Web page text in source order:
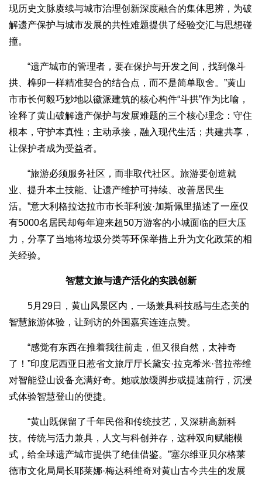
现历史文脉赓续与城市治理创新深度融合的集体思辨，为破
解遗产保护与城市发展的共性难题提供了经验交汇与思想碰
撞。
“遗产城市的管理者，要在保护与开发之间，找到像斗
拱、榫卯一样精准契合的结合点，而不是简单取舍。”黄山
市市长何毅巧妙地以徽派建筑的核心构件“斗拱”作为比喻，
诠释了黄山破解遗产保护与发展难题的三个核心理念：守住
根本，守护本真性；主动承接，融入现代生活；共建共享，
让保护者成为受益者。
“旅游必须服务社区，而非取代社区。旅游要创造就
业、提升本土技能、让遗产维护可持续、改善居民生
活。”意大利格拉达拉市市长菲利波·加斯佩里描述了一座仅
有5000名居民却每年迎来超50万游客的小城面临的巨大压
力，分享了当地将垃圾分类等环保举措上升为文化政策的相
关经验。
智慧文旅与遗产活化的实践创新
5月29日，黄山风景区内，一场兼具科技感与生态美的
智慧旅游体验，让到访的外国嘉宾连连点赞。
“感觉有东西在推着我往前走，但又很自然，太神奇
了！”印度尼西亚日惹省文旅厅厅长黛安·拉克希米·普拉蒂维
对智能登山设备充满好奇。她或放缓脚步或提速前行，沉浸
式体验智慧登山的便捷。
“黄山既保留了千年民俗和传统技艺，又深耕高新科
技。传统与活力兼具，人文与科创并存，这种双向赋能模
式，给全球遗产城市提供了绝佳借鉴。”塞尔维亚贝尔格莱
德市文化局局长耶莱娜·梅达科维奇对黄山古今共生的发展